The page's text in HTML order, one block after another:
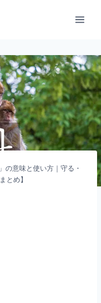
の意味と使い方｜守る・
とめ】